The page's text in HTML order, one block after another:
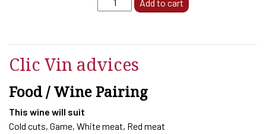
PRESTIGE,
DE
SEGUIN
2023
quantity
Add to cart
Clic Vin advices
Food / Wine Pairing
This wine will suit
Cold cuts, Game, White meat, Red meat